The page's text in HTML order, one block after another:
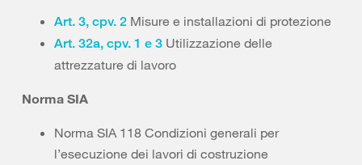
Art. 3, cpv. 2 Misure e installazioni di protezione
Art. 32a, cpv. 1 e 3 Utilizzazione delle
attrezzature di lavoro
Norma SIA
Norma SIA 118 Condizioni generali per
l’esecuzione dei lavori di costruzione